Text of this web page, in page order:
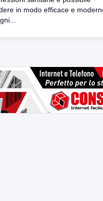
in modo efficace e